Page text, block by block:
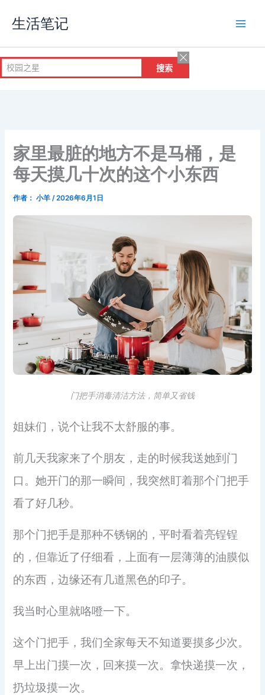
容
生活笔记
家里最脏的地方不是马桶，是
每天摸几十次的这个小东西
作者： 小羊/2026年6月1日
门把手消毒清洁方法，简单又省钱
姐妹们，说个让我不太舒服的事。
前几天我家来了个朋友，走的时候我送她到门
口。她开门的那一瞬间，我突然盯着那个门把手
看了好几秒。
那个门把手是那种不锈钢的，平时看着亮锃锃
的，但靠近了仔细看，上面有一层薄薄的油膜似
的东西，边缘还有几道黑色的印子。
我当时心里就咯噔一下。
这个门把手，我们全家每天不知道要摸多少次。
早上出门摸一次，回来摸一次。拿快递摸一次，
扔垃圾摸一次。